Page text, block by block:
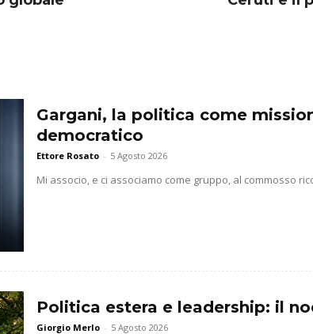
Gargani, la politica come
democratico
Ettore Rosato - 5 Agosto 2026
Mi associo, e ci associamo come gruppo, al commosso
Politica estera e leadership: il
Giorgio Merlo - 5 Agosto 2026